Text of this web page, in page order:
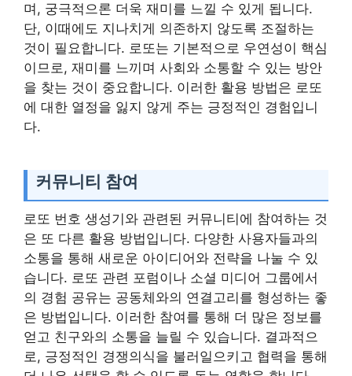
며, 궁극적으론 더욱 재미를 느낄 수 있게 됩니다.
단, 이때에도 지나치게 의존하지 않도록 조절하는
것이 필요합니다. 로또는 기본적으로 우연성이 핵심
이므로, 재미를 느끼며 사회와 소통할 수 있는 방안
을 찾는 것이 중요합니다. 이러한 활용 방법은 로또
에 대한 열정을 잃지 않게 주는 긍정적인 경험입니
다.
커뮤니티 참여
로또 번호 생성기와 관련된 커뮤니티에 참여하는 것
은 또 다른 활용 방법입니다. 다양한 사용자들과의
소통을 통해 새로운 아이디어와 전략을 나눌 수 있
습니다. 로또 관련 포럼이나 소셜 미디어 그룹에서
의 경험 공유는 공동체와의 연결고리를 형성하는 좋
은 방법입니다. 이러한 참여를 통해 더 많은 정보를
얻고 친구와의 소통을 늘릴 수 있습니다. 결과적으
로, 긍정적인 경쟁의식을 불러일으키고 협력을 통해